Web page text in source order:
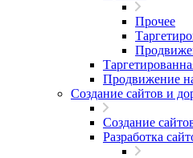
Прочее
Продвижение
Создание сайтов и
Создание
Разработка